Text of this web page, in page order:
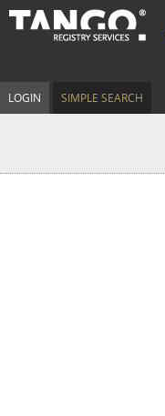
LOGIN SIMPLE SEARCH